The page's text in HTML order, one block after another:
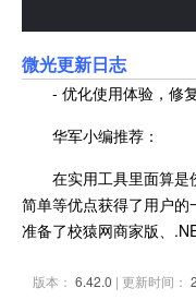
微光更新日志
- 优化使用体验，修
华军小编推荐：
在实用工具里面算
简单等优点获得了用户
准备了校猿网商家版、
版本： 6.42.0 | 更新时间：